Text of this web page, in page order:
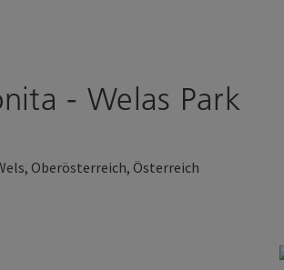
- Welas Park
Oberösterreich, Österreich